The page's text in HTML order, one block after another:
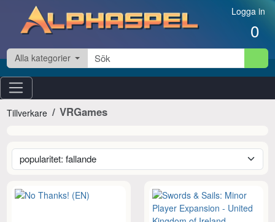
Hoppa till innehåll Logga in
0
Alla kategorier
Tillverkare VRGames